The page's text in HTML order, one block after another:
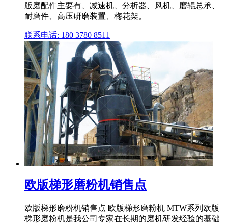
版磨配件主要有、减速机、分析器、风机、磨辊总承、
耐磨件、高压研磨装置、梅花架。
联系电话: 180 3780 8511
欧版梯形磨粉机销售点
欧版梯形磨粉机销售点 欧版梯形磨粉机 MTW系列欧版
梯形磨粉机是我公司专家在长期的磨机研发经验的基础